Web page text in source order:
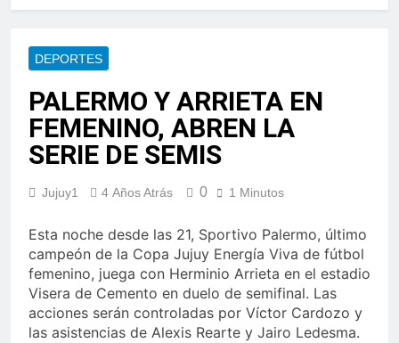
DEPORTES
PALERMO Y ARRIETA EN
FEMENINO, ABREN LA
SERIE DE SEMIS
Jujuy1 4 Años Atrás 0 1 Minutos
Esta noche desde las 21, Sportivo Palermo, último
campeón de la Copa Jujuy Energía Viva de fútbol
femenino, juega con Herminio Arrieta en el estadio
Visera de Cemento en duelo de semifinal. Las
acciones serán controladas por Víctor Cardozo y
las asistencias de Alexis Rearte y Jairo Ledesma.